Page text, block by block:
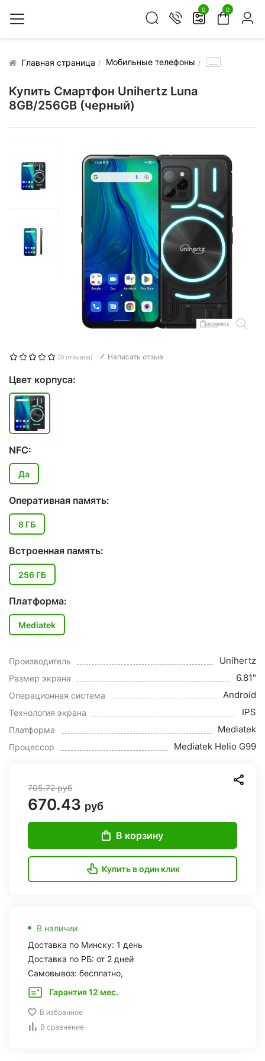
0 0
Главная страница Мобильные телефоны .....
Купить Смартфон Unihertz Luna
8GB/256GB (черный)
(0 отзывов) Написать отзыв
Цвет корпуса:
NFC:
Да
Оперативная память:
8 ГБ
Встроенная память:
256 ГБ
Платформа:
Mediatek
Производитель Unihertz
Размер экрана 6.81"
Операционная система Android
Технология экрана IPS
Платформа Mediatek
Процессор Mediatek Helio G99
705.72руб
670.43 руб
В корзину
Купить в один клик
В наличии
Доставка по Минску: 1 день
Доставка по РБ: от 2 дней
Самовывоз: бесплатно,
Гарантия 12 мес.
В избранное
В сравнение